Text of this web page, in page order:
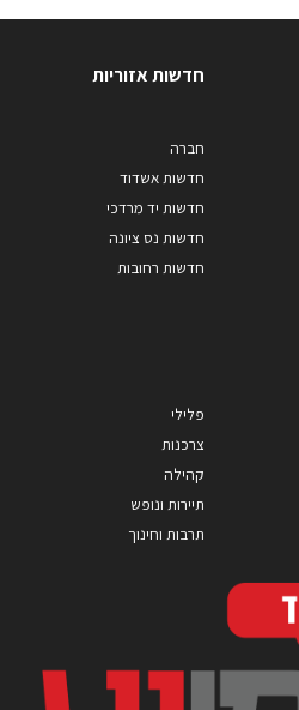
חדשות אזוריות
חברה
חדשות אשדוד
חדשות יד מרדכי
חדשות נס ציונה
חדשות רחובות
פלילי
צרכנות
קהילה
תיירות ונופש
תרבות וחינוך